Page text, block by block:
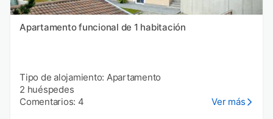
Apartamento funcional de 1 habitación
Tipo de alojamiento: Apartamento
2 huéspedes
Comentarios: 4
Ver más